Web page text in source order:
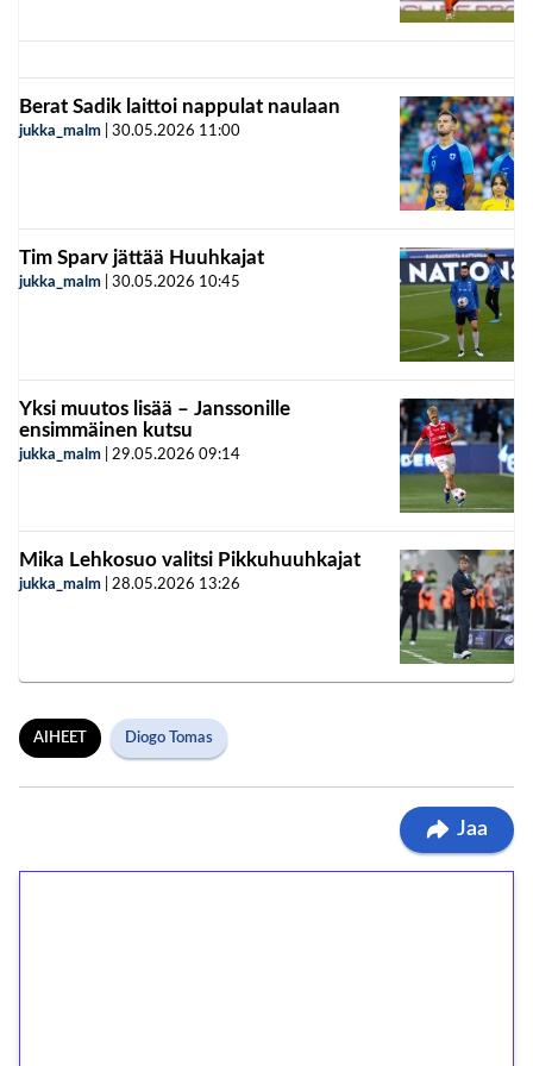
Berat Sadik laittoi nappulat naulaan
jukka_malm 30.05.2026 11:00
Tim Sparv jättää Huuhkajat
jukka_malm 30.05.2026 10:45
Yksi muutos lisää – Janssonille
ensimmäinen kutsu
jukka_malm 29.05.2026 09:14
Mika Lehkosuo valitsi Pikkuhuuhkajat
jukka_malm 28.05.2026 13:26
AIHEET Diogo Tomas
Jaa